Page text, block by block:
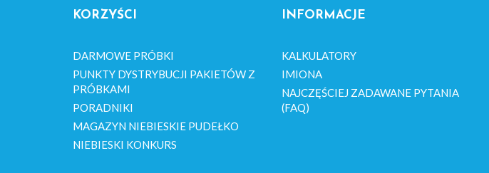
KORZYŚCI
DARMOWE PRÓBKI
PUNKTY DYSTRYBUCJI PAKIETÓW Z
PRÓBKAMI
PORADNIKI
MAGAZYN NIEBIESKIE PUDEŁKO
NIEBIESKI KONKURS
INFORMACJE
KALKULATORY
IMIONA
NAJCZĘŚCIEJ ZADAWANE PYTANIA
(FAQ)